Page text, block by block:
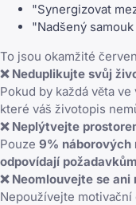
"Synergizovat
"Nadšený
To jsou okamžité
❌ Neduplikujte svůj
Pokud by každá věta
které váš životopis
❌ Neplýtvejte
Pouze 9% náborových
odpovídají
❌ Neomlouvejte se
Nepoužívejte motivační